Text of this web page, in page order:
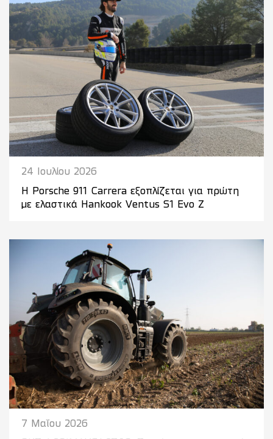
24 Ιουλίου 2026
Η Porsche 911 Carrera εξοπλίζεται για πρώτη
με ελαστικά Hankook Ventus S1 Evo Z
7 Μαΐου 2026